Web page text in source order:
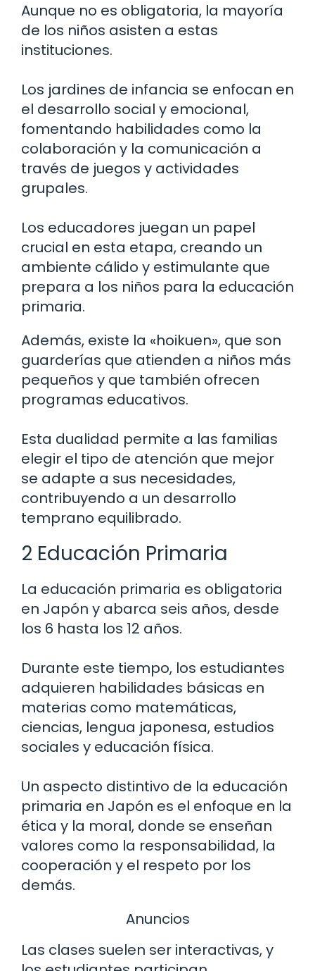
Aunque no es obligatoria, la mayoría
de los niños asisten a estas
instituciones.
Los jardines de infancia se enfocan en
el desarrollo social y emocional,
fomentando habilidades como la
colaboración y la comunicación a
través de juegos y actividades
grupales.
Los educadores juegan un papel
crucial en esta etapa, creando un
ambiente cálido y estimulante que
prepara a los niños para la educación
primaria.
Además, existe la «hoikuen», que son
guarderías que atienden a niños más
pequeños y que también ofrecen
programas educativos.
Esta dualidad permite a las familias
elegir el tipo de atención que mejor
se adapte a sus necesidades,
contribuyendo a un desarrollo
temprano equilibrado.
2 Educación Primaria
La educación primaria es obligatoria
en Japón y abarca seis años, desde
los 6 hasta los 12 años.
Durante este tiempo, los estudiantes
adquieren habilidades básicas en
materias como matemáticas,
ciencias, lengua japonesa, estudios
sociales y educación física.
Un aspecto distintivo de la educación
primaria en Japón es el enfoque en la
ética y la moral, donde se enseñan
valores como la responsabilidad, la
cooperación y el respeto por los
demás.
Anuncios
Las clases suelen ser interactivas, y